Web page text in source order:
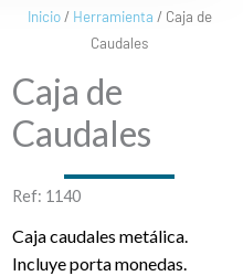
Inicio/ Herramienta / Caja de
Caudales
Caja de
Caudales
Ref: 1140
Caja caudales metálica.
Incluye porta monedas.